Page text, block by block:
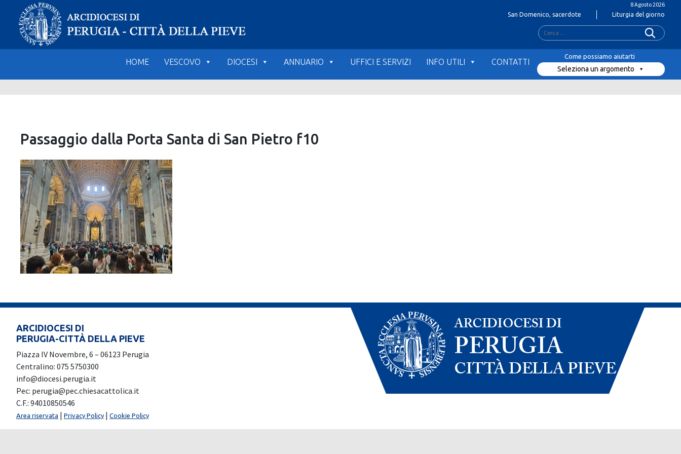
content
8 Agosto 2026
San Domenico, sacerdote Liturgia del giorno
Ricerca
per:
HOME VESCOVO DIOCESI ANNUARIO UFFICI E SERVIZI INFO UTILI CONTATTI
Seleziona un argomento
Passaggio dalla Porta Santa di San Pietro f10
ARCIDIOCESI DI
PERUGIA-CITTÀ DELLA PIEVE
Piazza IV Novembre, 6 – 06123 Perugia
Centralino: 075 5750300
info@diocesi.perugia.it
Pec: perugia@pec.chiesacattolica.it
C.F.: 94010850546
Area riservata | Privacy Policy | Cookie Policy